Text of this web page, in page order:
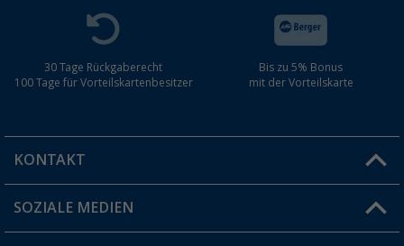
30 Tage Rückgaberecht
100 Tage für Vorteilskartenbesitzer
Bis zu 5% Bonus
mit der Vorteilskarte
KONTAKT
Du hast eine Frage?
SOZIALE MEDIEN